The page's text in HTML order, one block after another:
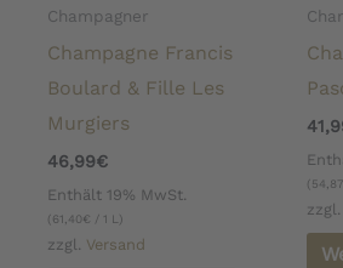
Champagner
Champagne Francis
Boulard & Fille Les
Murgiers
46,99€
Enthält 19% MwSt.
(61,40 € / 1 L)
zzgl. Versand
(54,87
zzgl.